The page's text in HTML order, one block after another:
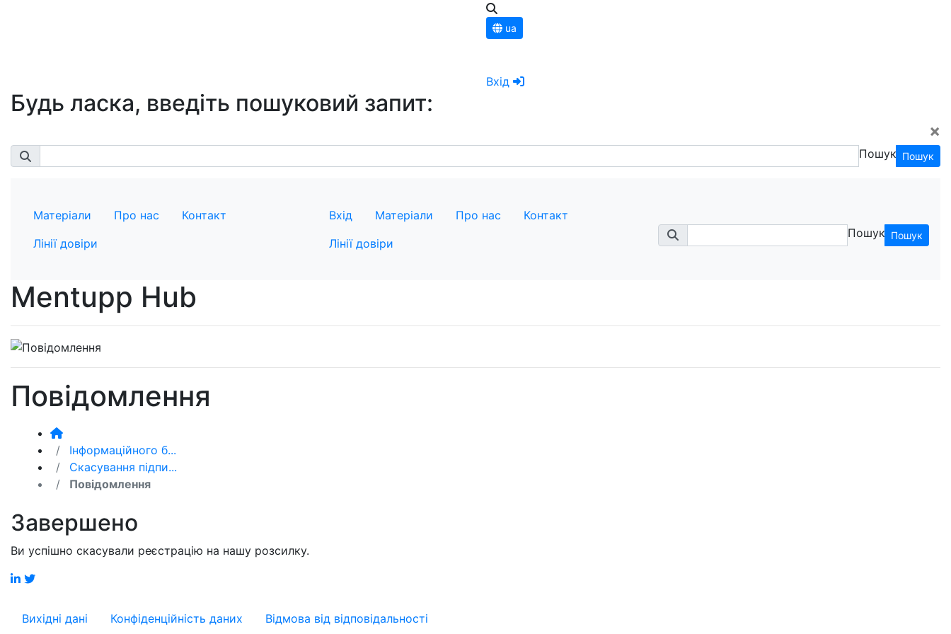
ua
Вхід
Будь ласка, введіть пошуковий запит:
×
Пошук Пошук
Матеріали Про нас
Контакт
Лінії довіри
Вхід Матеріали Про нас
Контакт
Лінії довіри
Пошук Пошук
Mentupp Hub
Повідомлення
Iнформаційного б...
Cкасування підпи...
Повідомлення
Завершено
Ви успішно скасували реєстрацію на нашу розсилку.
Вихідні дані Конфіденційність даних Відмова від відповідальності